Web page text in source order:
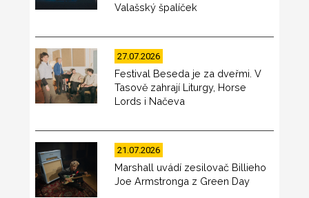
Valašský špalíček
27.07.2026
Festival Beseda je za dveřmi. V
Tasově zahrají Liturgy, Horse
Lords i Načeva
21.07.2026
Marshall uvádí zesilovač Billieho
Joe Armstronga z Green Day